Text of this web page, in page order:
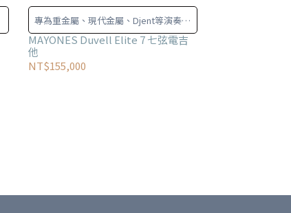
專為重金屬、現代金屬、Djent等演奏者
所打造
MAYONES Duvell Elite 7 七弦電吉
他
NT$155,000